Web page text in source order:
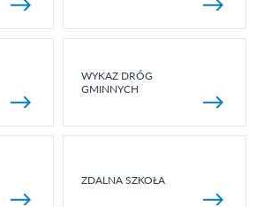
WYKAZ DRÓG
GMINNYCH
ZDALNA SZKOŁA